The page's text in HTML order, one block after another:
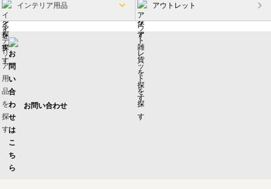
インテリア用品 アウトレット
お問い合わせ